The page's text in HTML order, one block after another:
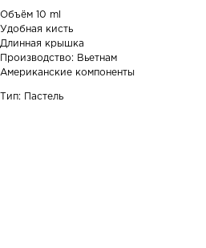
Объём 10 ml
Удобная кисть
Длинная крышка
Производство: Вьетнам
Американские компоненты
Тип: Пастель